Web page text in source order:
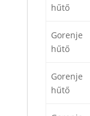
hűtő
Gorenje
hűtő
Gorenje
hűtő